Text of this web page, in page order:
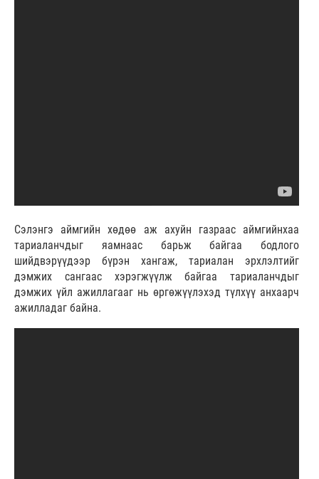
Сэлэнгэ аймгийн хөдөө аж ахуйн газраас аймгийнхаа
тариаланчдыг яамнаас барьж байгаа бодлого
шийдвэрүүдээр бүрэн хангаж, тариалан эрхлэлтийг
дэмжих сангаас хэрэгжүүлж байгаа тариаланчдыг
дэмжих үйл ажиллагааг нь өргөжүүлэхэд түлхүү анхаарч
ажилладаг байна.